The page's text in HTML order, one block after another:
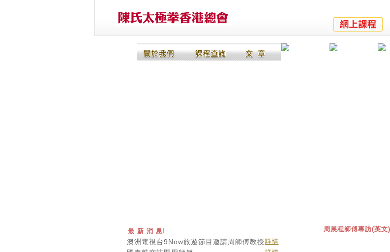
最 新 消 息!
澳洲電視台9Now旅遊節目邀請周師傅教授詳情
周展程師傅專訪(英文)